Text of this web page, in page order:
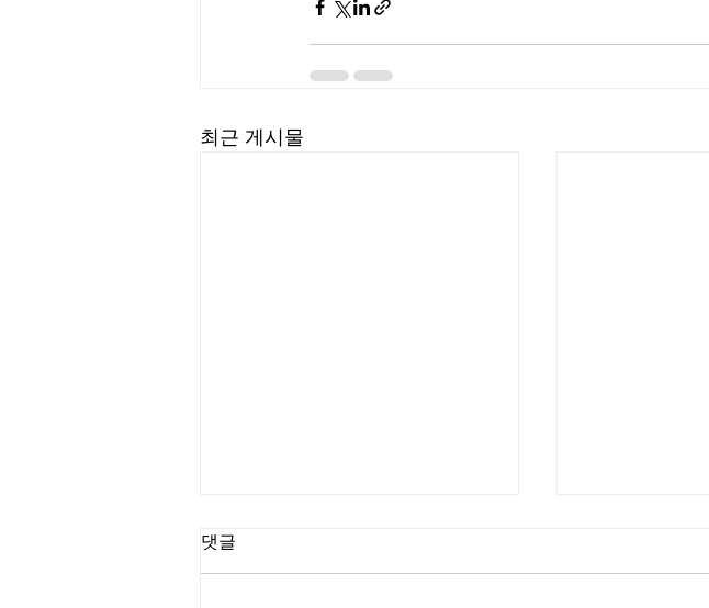
최근 게시물
댓글